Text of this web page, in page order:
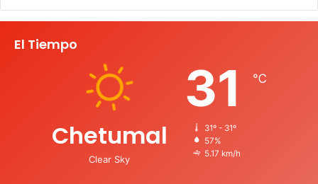
El Tiempo
Chetumal
Clear Sky
31 ℃
31º - 31º
57%
5.17 km/h